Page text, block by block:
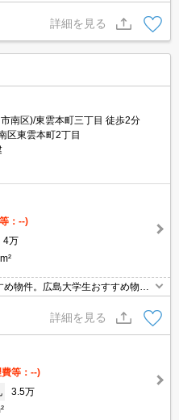
詳細を見る
南区)/東雲本町三丁目 徒歩2分
区東雲本町2丁目
：--)
4万
物件。広島大学生おすすめ物
詳細を見る
等：--)
3.5万